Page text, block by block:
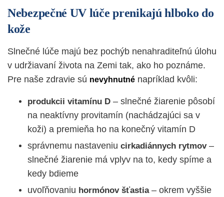
Nebezpečné UV lúče prenikajú hlboko do
kože
Slnečné lúče majú bez pochýb nenahraditeľnú úlohu
v udržiavaní života na Zemi tak, ako ho poznáme.
Pre naše zdravie sú nevyhnutné napríklad kvôli:
produkcii vitamínu D – slnečné žiarenie pôsobí
na neaktívny provitamín (nachádzajúci sa v
koži) a premieňa ho na konečný vitamín D
správnemu nastaveniu cirkadiánnych rytmov–
slnečné žiarenie má vplyv na to, kedy spíme a
kedy bdieme
uvoľňovaniu hormónov šťastia– okrem vyššie